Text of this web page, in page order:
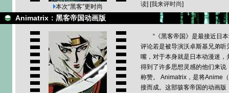
本次“黑客”更时尚
读] [我来评时尚]
Animatrix：黑客帝国动画版
“《黑客帝国》是最接近日
评论若是被导演沃卓斯基兄弟听
嘴，对于本身就是日本动漫迷
得到了许多思想灵感的他们来
称赞。 Animatrix，是将Anime
接而成。这部骇客帝国的动画